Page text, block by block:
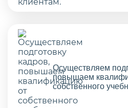
Осуществляем
повышаем
собственного